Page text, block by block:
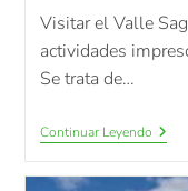
Visitar el Valle
actividades
Se trata de…
Continuar Leyendo